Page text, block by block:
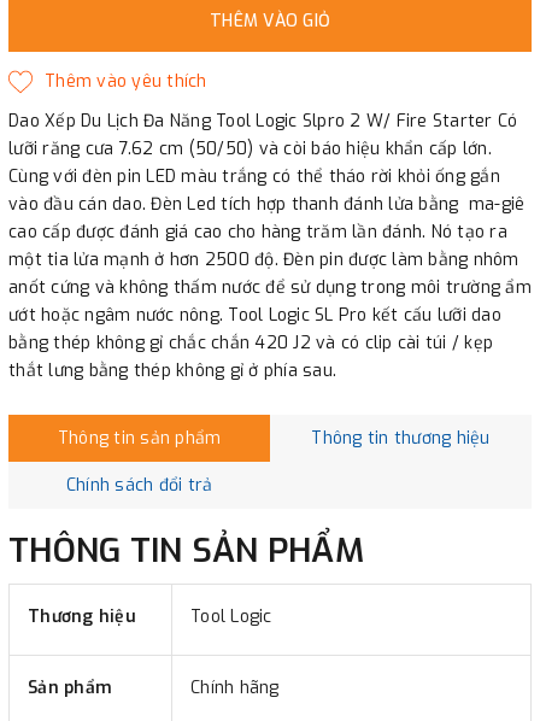
THÊM VÀO GIỎ
Dao Xếp Du Lịch Đa Năng Tool Logic Slpro 2 W/ Fire Starter Có
lưỡi răng cưa 7.62 cm (50/50) và còi báo hiệu khẩn cấp lớn.
Cùng với đèn pin LED màu trắng có thể tháo rời khỏi ống gắn
vào đầu cán dao. Đèn Led tích hợp thanh đánh lửa bằng ma-giê
cao cấp được đánh giá cao cho hàng trăm lần đánh. Nó tạo ra
một tia lửa mạnh ở hơn 2500 độ. Đèn pin được làm bằng nhôm
anốt cứng và không thấm nước để sử dụng trong môi trường ẩm
ướt hoặc ngâm nước nông. Tool Logic SL Pro kết cấu lưỡi dao
bằng thép không gỉ chắc chắn 420 J2 và có clip cài túi / kẹp
thắt lưng bằng thép không gỉ ở phía sau.
Thông tin sản phẩm Thông tin thương hiệu
Chính sách đổi trả
THÔNG TIN SẢN PHẨM
Thương hiệu Tool Logic
Sản phẩm Chính hãng